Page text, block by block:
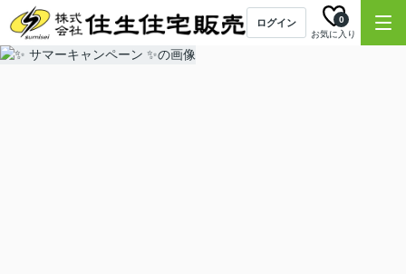
ログイン
お気に入り
0